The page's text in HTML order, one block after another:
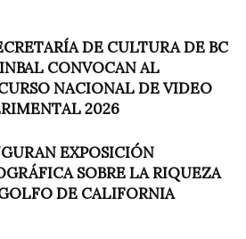
DE CULTURA DE BC
CONVOCAN AL
NACIONAL DE VIDEO
2026
EXPOSICIÓN
SOBRE LA RIQUEZA
DE CALIFORNIA